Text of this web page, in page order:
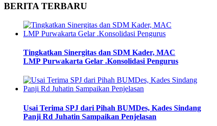
BERITA TERBARU
Tingkatkan Sinergitas dan SDM Kader, MAC
LMP Purwakarta Gelar .Konsolidasi Pengurus
Usai Terima SPJ dari Pihah BUMDes, Kades Sindang
Panji Rd Juhatin Sampaikan Penjelasan